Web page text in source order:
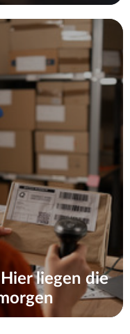
liegen die